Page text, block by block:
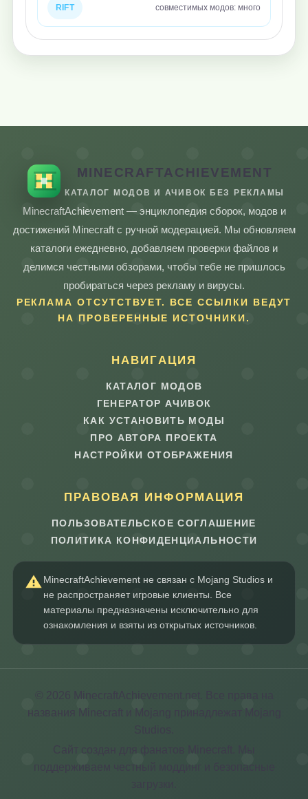
RIFT совместимых модов: много
MINECRAFTACHIEVEMENT
КАТАЛОГ МОДОВ И АЧИВОК БЕЗ РЕКЛАМЫ
MinecraftAchievement — энциклопедия сборок, модов и
достижений Minecraft с ручной модерацией. Мы обновляем
каталоги ежедневно, добавляем проверки файлов и
делимся честными обзорами, чтобы тебе не пришлось
пробираться через рекламу и вирусы.
РЕКЛАМА ОТСУТСТВУЕТ. ВСЕ ССЫЛКИ ВЕДУТ
НА ПРОВЕРЕННЫЕ ИСТОЧНИКИ.
НАВИГАЦИЯ
КАТАЛОГ МОДОВ
ГЕНЕРАТОР АЧИВОК
КАК УСТАНОВИТЬ МОДЫ
ПРО АВТОРА ПРОЕКТА
НАСТРОЙКИ ОТОБРАЖЕНИЯ
ПРАВОВАЯ ИНФОРМАЦИЯ
ПОЛЬЗОВАТЕЛЬСКОЕ СОГЛАШЕНИЕ
ПОЛИТИКА КОНФИДЕНЦИАЛЬНОСТИ
MinecraftAchievement не связан с Mojang Studios и
не распространяет игровые клиенты. Все
материалы предназначены исключительно для
ознакомления и взяты из открытых источников.
© 2026 MinecraftAchievement.net. Все права на
названия Minecraft и Mojang принадлежат Mojang
Сайт создан для фанатов Minecraft. Мы
поддерживаем честный моддинг и безопасные